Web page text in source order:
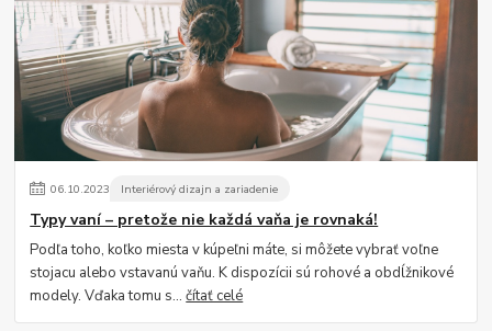
06.10.2023 Interiérový dizajn a zariadenie
Typy vaní – pretože nie každá vaňa je rovnaká!
Podľa toho, koľko miesta v kúpeľni máte, si môžete vybrať voľne
stojacu alebo vstavanú vaňu. K dispozícii sú rohové a obdĺžnikové
modely. Vďaka tomu s...čítať celé